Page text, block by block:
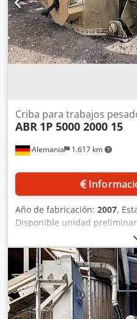
Alemania 1.617 km
Criba para trabajos
ABR 1P 5000 2000 15
Año de fabricación: 2007,
Disponible unidad
ABR para la industria
de agregados. Inclinación:
5000mm/2000mm, número
cribado: 10m², dimensiones
5500mm/2400mm/1500mm,
malla de cribado. Es posible
situ. Djdpfx Aljy R Dtps Njkr